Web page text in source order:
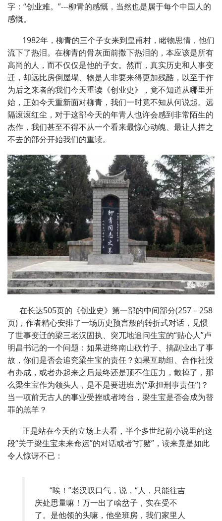
字： “创业难。 ”---柳青的感慨，当然也是属于每个中国人的
感慨。
1982年，柳青的三个子女来到皇甫村，睹物思情，他们
流下了热泪。在柳青的骨灰面前撒下热泪的，本应该是所有
高尚的人，而不仅仅是他的子女。然而，真实历史和人事变
迁，却远比房倒屋塌、物是人非要来得更加残酷，以至于作
为后之来者的我们今天重读《创业史》，竟不知道从哪里开
始，正如今天重新面对柳青，我们一时竟不知从何说起。远
隔滚滚红尘，对于这部今天的年青人也许会感到非常陌生的
杰作，我们甚至不得不从一个看来最惊心动魄、最让人挥之
不去的部分开始我们的重读。
在长达505页的《创业史》第一部的中间部分(257－258
页) ，作者精心安排了一场历史预言般的转折式对话，见惯
了世事变迁的梁三老汉固执、突兀地追问生宝的“贴心人”卢
明昌书记的一个问题：如果进终南山砍竹子、搞副业出了事
故，你们是否会追究梁生宝的责任？如果互助组、合作社没
有办成，或者办起来之后最终还是顶不住压力，散掉了，那
么梁生宝作为领头人，是不是要进班房(“承担刑事责任”)？
当一项前无古人的事业受挫或者垮台，梁生宝是否会成为替
罪的羔羊？
正是站在今天的立场上去看，半个多世纪前小说里的这
段“关于梁生宝未来命运”的对话或者“打赌” ，读来竟是如此
令人惊讶不已：
“唉！ ”老汉叹口气，说， “人，只能往吉
庆处思量嘛！万一出了啥岔子，实在受不
了。是他领的头嘛，他坐班房，我们家里人